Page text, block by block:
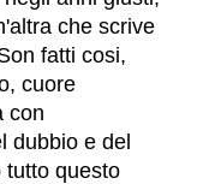
che scrive
fatti cosi,
cuore
con
dubbio e del
tutto questo